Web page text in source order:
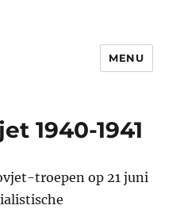
MENU
1940-1941
troepen op 21 juni